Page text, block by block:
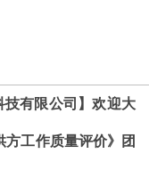
技有限公司】欢迎大
工作质量评价》团